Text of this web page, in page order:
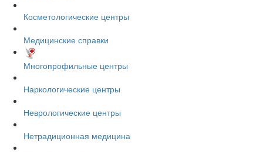
Косметологические центры
Медицинские справки
Многопрофильные центры
Наркологические центры
Неврологические центры
Нетрадиционная медицина